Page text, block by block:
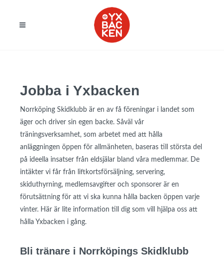
Jobba i Yxbacken
Norrköping Skidklubb är en av få föreningar i landet som
äger och driver sin egen backe. Såväl vår
träningsverksamhet, som arbetet med att hålla
anläggningen öppen för allmänheten, baseras till största del
på ideella insatser från eldsjälar bland våra medlemmar. De
intäkter vi får från liftkortsförsäljning, servering,
skiduthyrning, medlemsavgifter och sponsorer är en
förutsättning för att vi ska kunna hålla backen öppen varje
vinter. Här är lite information till dig som vill hjälpa oss att
hålla Yxbacken i gång.
Bli tränare i Norrköpings Skidklubb